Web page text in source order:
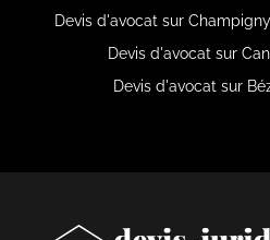
Devis d'avocat sur
Devis d'avocat sur
Devis d'avocat sur